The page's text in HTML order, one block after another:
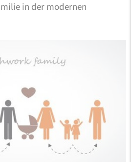
in der modernen